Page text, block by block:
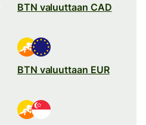
BTN valuuttaan CAD
BTN valuuttaan EUR